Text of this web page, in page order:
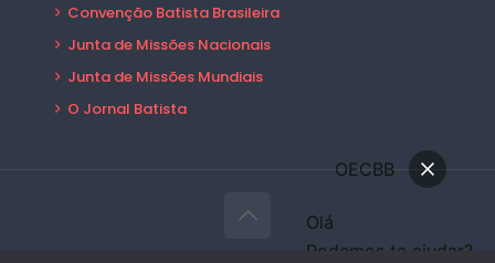
Convenção Batista Brasileira
Junta de Missões Nacionais
Junta de Missões Mundiais
O Jornal Batista
OECBB
Olá
Podemos te ajudar?